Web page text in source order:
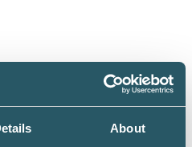
About